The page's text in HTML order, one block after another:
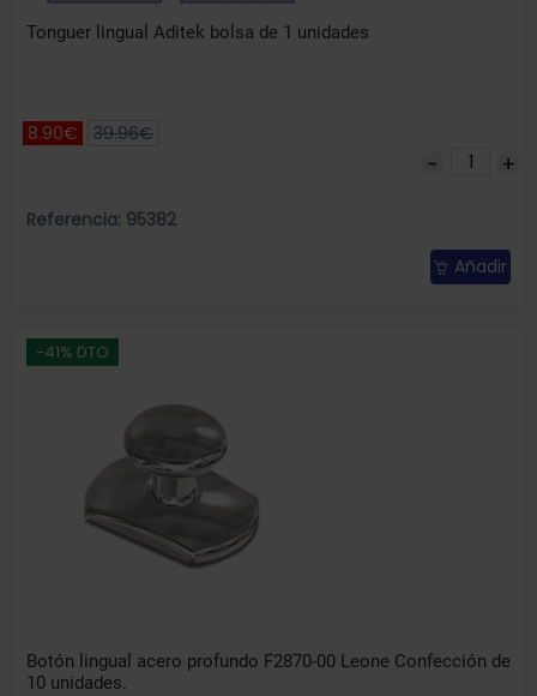
Tonguer lingual Aditek bolsa de 1 unidades
8.90€ 39.96€
Referencia: 95382
Añadir
-41% DTO
Botón lingual acero profundo F2870-00 Leone Confección de
10 unidades.